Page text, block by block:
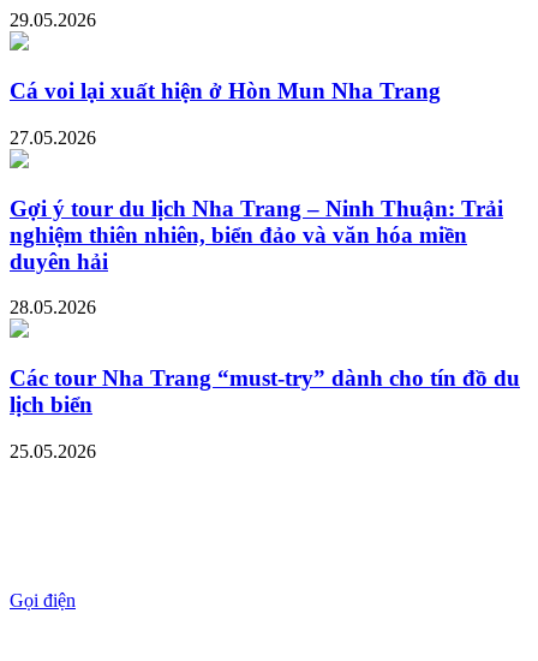
29.05.2026
Cá voi lại xuất hiện ở Hòn Mun Nha Trang
27.05.2026
Gợi ý tour du lịch Nha Trang – Ninh Thuận: Trải
nghiệm thiên nhiên, biển đảo và văn hóa miền
duyên hải
28.05.2026
Các tour Nha Trang “must-try” dành cho tín đồ du
lịch biển
25.05.2026
Gọi điện